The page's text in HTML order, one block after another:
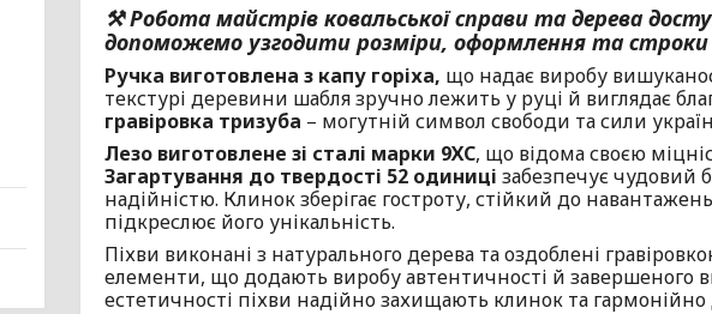
⚒ Робота майстрів ковальської справи та дерева
допоможемо узгодити розміри, оформлення та строки
Ручка виготовлена з капу горіха, що надає виробу
текстурі деревини шабля зручно лежить у руці й виглядає
гравіровка тризуба – могутній символ свободи та сили
Лезо виготовлене зі сталі марки 9ХС, що відома своєю
Загартування до твердості 52 одиниці забезпечує чудовий
надійністю. Клинок зберігає гостроту, стійкий до
підкреслює його унікальність.
Піхви виконані з натурального дерева та оздоблені
елементи, що додають виробу автентичності й завершеного
естетичності піхви надійно захищають клинок та